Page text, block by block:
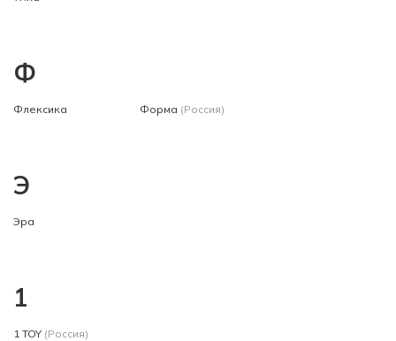
Ф
Флексика Форма (Россия)
Э
Эра
1
1 TOY (Россия)